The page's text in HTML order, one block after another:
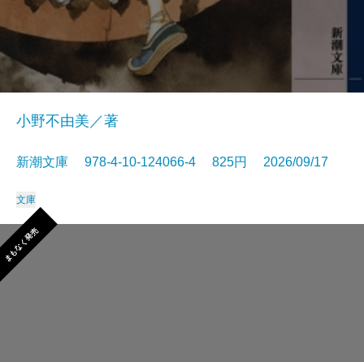
小野不由美／著
新潮文庫 978-4-10-124066-4 825円 2026/09/17
文庫
まもなく発売